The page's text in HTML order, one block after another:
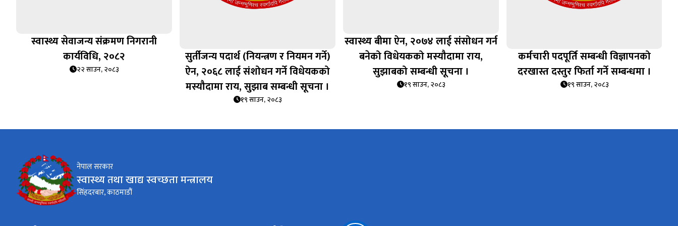
स्वास्थ्य सेवाजन्य संक्रमण निगरानी
कार्यविधि, २०८२
२२ साउन, २०८३
सुर्तीजन्य पदार्थ (नियन्त्रण र नियमन गर्ने)
ऐन, २०६८ लाई संशोधन गर्ने विधेयकको
मस्यौदामा राय, सुझाब सम्बन्धी सूचना ।
१९ साउन, २०८३
स्वास्थ्य बीमा ऐन, २०७४ लाई संसोधन गर्न
बनेको विधेयकको मस्यौदामा राय,
सुझाबको सम्बन्धी सूचना ।
१९ साउन, २०८३
कर्मचारी पदपूर्ति सम्बन्धी विज्ञापनको
दरखास्त दस्तुर फिर्ता गर्ने सम्बन्धमा ।
१९ साउन, २०८३
नेपाल सरकार
स्वास्थ्य तथा खाद्य स्वच्छता मन्त्रालय
सिंहदरबार, काठमाडौं